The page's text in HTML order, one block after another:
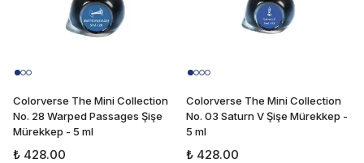
Colorverse The Mini Collection
No. 28 Warped Passages Şişe
Mürekkep - 5 ml
₺ 428.00
Colorverse The Mini Collection
No. 03 Saturn V Şişe Mürekkep -
5 ml
₺ 428.00